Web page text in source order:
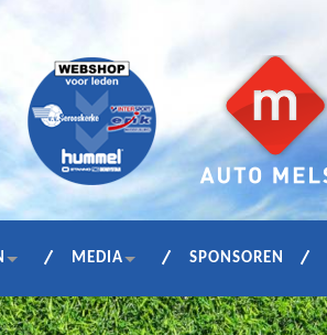
MEDIA SPONSOREN